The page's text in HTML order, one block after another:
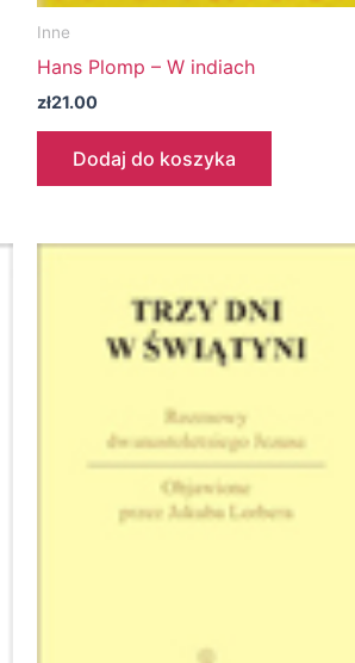
Inne
Hans Plomp – W indiach
zł21.00
Dodaj do koszyka